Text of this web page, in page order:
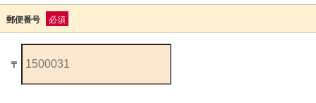
郵便番号 必須
〒